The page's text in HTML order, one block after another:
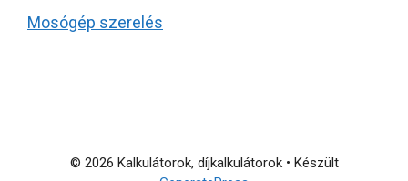
Mosógép szerelés
© 2026 Kalkulátorok, díjkalkulátorok• Készült